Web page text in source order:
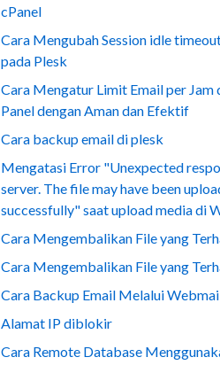
cPanel
Cara Mengubah Session idle
pada Plesk
Cara Mengatur Limit Email per Jam
Panel dengan Aman dan Efektif
Cara backup email di plesk
Mengatasi Error "Unexpected
server. The file may have been
successfully" saat upload media di
Cara Mengembalikan File yang
Cara Mengembalikan File yang
Cara Backup Email Melalui
Alamat IP diblokir
Cara Remote Database